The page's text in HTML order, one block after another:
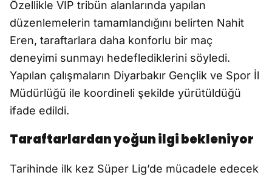
Özellikle VIP tribün alanlarında yapılan
düzenlemelerin tamamlandığını belirten Nahit
Eren, taraftarlara daha konforlu bir maç
deneyimi sunmayı hedeflediklerini söyledi.
Yapılan çalışmaların Diyarbakır Gençlik ve Spor İl
Müdürlüğü ile koordineli şekilde yürütüldüğü
ifade edildi.
Taraftarlardan yoğun ilgi bekleniyor
Tarihinde ilk kez Süper Lig’de mücadele edecek